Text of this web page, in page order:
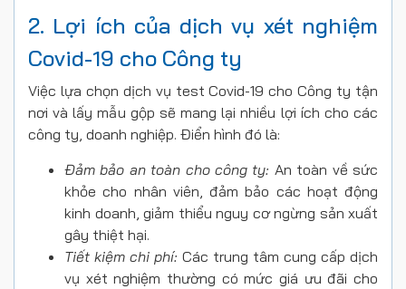
2. Lợi ích của dịch vụ xét nghiệm
Covid-19 cho Công ty
Việc lựa chọn dịch vụ test Covid-19 cho Công ty tận
nơi và lấy mẫu gộp sẽ mang lại nhiều lợi ích cho các
công ty, doanh nghiệp. Điển hình đó là:
Đảm bảo an toàn cho công ty: An toàn về sức
khỏe cho nhân viên, đảm bảo các hoạt động
kinh doanh, giảm thiểu nguy cơ ngừng sản xuất
gây thiệt hại.
Tiết kiệm chi phí: Các trung tâm cung cấp dịch
vụ xét nghiệm thường có mức giá ưu đãi cho